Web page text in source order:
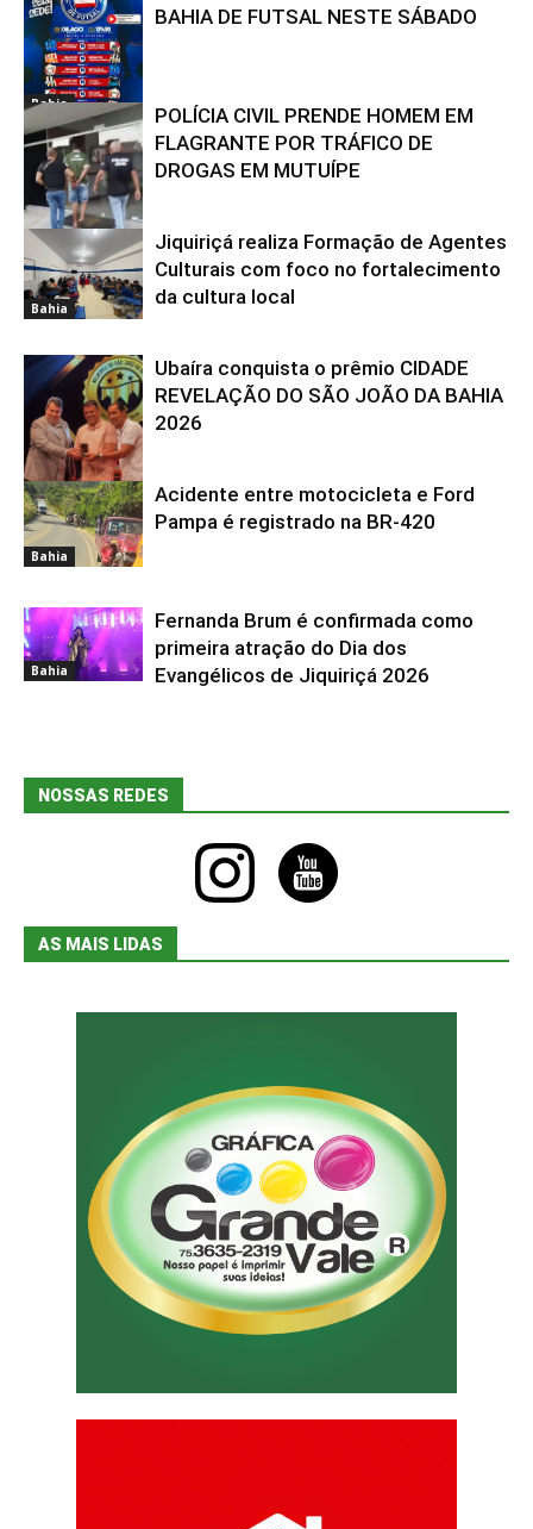
Bahia
BAHIA DE FUTSAL NESTE SÁBADO
Bahia
POLÍCIA CIVIL PRENDE HOMEM EM
FLAGRANTE POR TRÁFICO DE
DROGAS EM MUTUÍPE
Bahia
Jiquiriçá realiza Formação de Agentes
Culturais com foco no fortalecimento
da cultura local
Bahia
Ubaíra conquista o prêmio CIDADE
REVELAÇÃO DO SÃO JOÃO DA BAHIA
2026
Bahia
Acidente entre motocicleta e Ford
Pampa é registrado na BR-420
Bahia
Fernanda Brum é confirmada como
primeira atração do Dia dos
Evangélicos de Jiquiriçá 2026
NOSSAS REDES
instagram youtube
AS MAIS LIDAS